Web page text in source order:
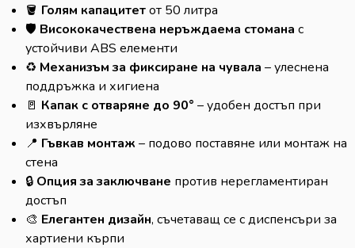
🪣 Голям капацитетот 50 литра
🛡️ Висококачествена неръждаема стомана с
устойчиви ABS елементи
♻️ Механизъм за фиксиране на чувала – улеснена
поддръжка и хигиена
🚪 Капак с отваряне до 90° – удобен достъп при
изхвърляне
📍 Гъвкав монтаж – подово поставяне или монтаж на
стена
🔒 Опция за заключване против нерегламентиран
достъп
🎨 Елегантен дизайн, съчетаващ се с диспенсъри за
хартиени кърпи